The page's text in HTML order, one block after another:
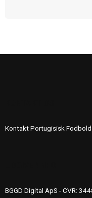
Kontakt Portugisisk
BGGD Digital ApS - CVR: